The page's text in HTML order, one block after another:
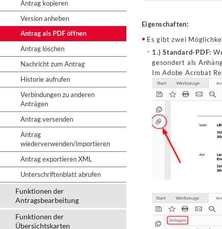
Antrag kopieren
Version anheben
Antrag als PDF öffnen
Antrag löschen
Nachricht zum Antrag
Historie aufrufen
Verbindungen zu anderen
Anträgen
Antrag versenden
Antrag
wiederverwenden/importieren
Antrag exportieren XML
Unterschriftenblatt abrufen
Funktionen der
Antragsbearbeitung
Funktionen der
Übersichtskarten
Eigenschaften:
Es gibt zwei
1.) Standard-PDF:
gesondert als
Im Adobe Acrobat